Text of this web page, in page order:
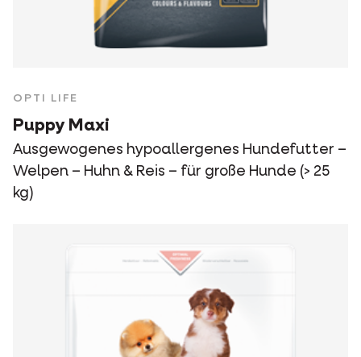
OPTI LIFE
Puppy Maxi
Ausgewogenes hypoallergenes Hundefutter –
Welpen – Huhn & Reis – für große Hunde (> 25
kg)